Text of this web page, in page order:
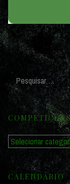
Competições
CALENDÁRIO